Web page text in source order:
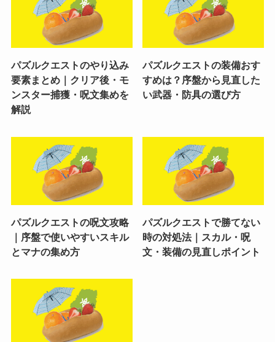
パズルクエストのやり込み
要素まとめ｜クリア後・モ
ンスター捕獲・呪文集めを
解説
パズルクエストの装備おす
すめは？序盤から見直した
い武器・防具の選び方
パズルクエストの呪文攻略
｜序盤で使いやすいスキル
とマナの集め方
パズルクエストで勝てない
時の対処法｜スカル・呪
文・装備の見直しポイント